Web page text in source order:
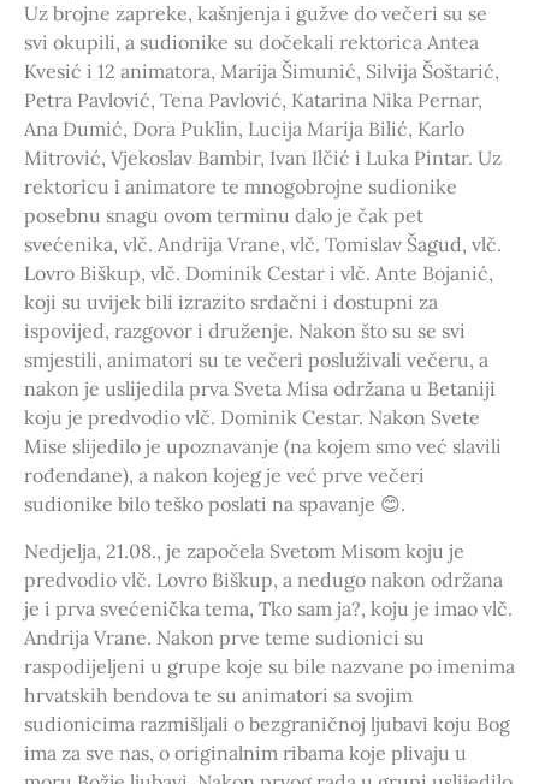
Uz brojne zapreke, kašnjenja i gužve do večeri su se
svi okupili, a sudionike su dočekali rektorica Antea
Kvesić i 12 animatora, Marija Šimunić, Silvija Šoštarić,
Petra Pavlović, Tena Pavlović, Katarina Nika Pernar,
Ana Dumić, Dora Puklin, Lucija Marija Bilić, Karlo
Mitrović, Vjekoslav Bambir, Ivan Ilčić i Luka Pintar. Uz
rektoricu i animatore te mnogobrojne sudionike
posebnu snagu ovom terminu dalo je čak pet
svećenika, vlč. Andrija Vrane, vlč. Tomislav Šagud, vlč.
Lovro Biškup, vlč. Dominik Cestar i vlč. Ante Bojanić,
koji su uvijek bili izrazito srdačni i dostupni za
ispovijed, razgovor i druženje. Nakon što su se svi
smjestili, animatori su te večeri posluživali večeru, a
nakon je uslijedila prva Sveta Misa održana u Betaniji
koju je predvodio vlč. Dominik Cestar. Nakon Svete
Mise slijedilo je upoznavanje (na kojem smo već slavili
rođendane), a nakon kojeg je već prve večeri
sudionike bilo teško poslati na spavanje 😊.
Nedjelja, 21.08., je započela Svetom Misom koju je
predvodio vlč. Lovro Biškup, a nedugo nakon održana
je i prva svećenička tema, Tko sam ja?, koju je imao vlč.
Andrija Vrane. Nakon prve teme sudionici su
raspodijeljeni u grupe koje su bile nazvane po imenima
hrvatskih bendova te su animatori sa svojim
sudionicima razmišljali o bezgraničnoj ljubavi koju Bog
ima za sve nas, o originalnim ribama koje plivaju u